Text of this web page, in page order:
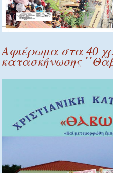
Αφιέρωμα στα 40
κατασκήνωσης